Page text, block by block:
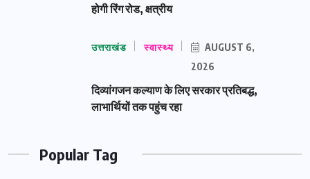
होगी रिंग रोड, क्षत्रीय
उत्तराखंड स्वास्थ्य
AUGUST 6,
2026
दिव्यांगजन कल्याण के लिए सरकार प्रतिबद्ध,
लाभार्थियों तक पहुंच रहा
Popular Tag